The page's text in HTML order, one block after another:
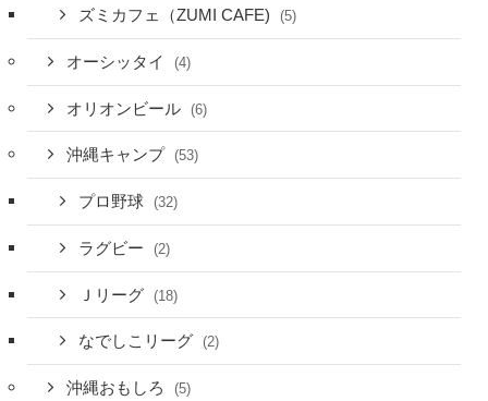
ズミカフェ（ZUMI CAFE) (5)
オーシッタイ (4)
オリオンビール (6)
沖縄キャンプ (53)
プロ野球 (32)
ラグビー (2)
Ｊリーグ (18)
なでしこリーグ (2)
沖縄おもしろ (5)